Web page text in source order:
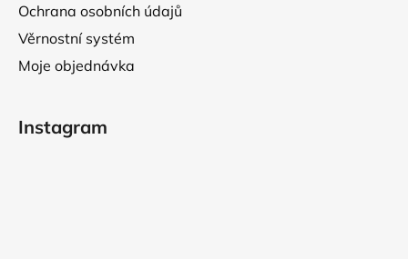
Ochrana osobních údajů
Věrnostní systém
Moje objednávka
Instagram